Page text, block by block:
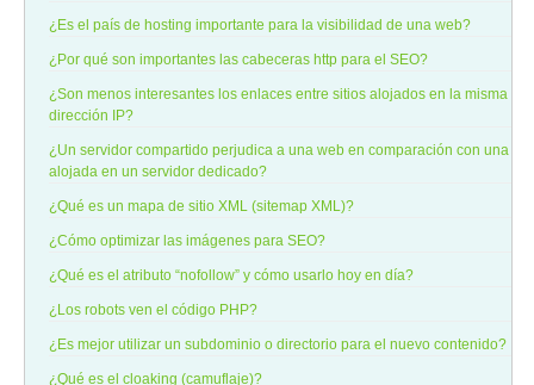
¿Es el país de hosting importante para la visibilidad de una web?
¿Por qué son importantes las cabeceras http para el SEO?
¿Son menos interesantes los enlaces entre sitios alojados en la misma
dirección IP?
¿Un servidor compartido perjudica a una web en comparación con una
alojada en un servidor dedicado?
¿Qué es un mapa de sitio XML (sitemap XML)?
¿Cómo optimizar las imágenes para SEO?
¿Qué es el atributo “nofollow” y cómo usarlo hoy en día?
¿Los robots ven el código PHP?
¿Es mejor utilizar un subdominio o directorio para el nuevo contenido?
¿Qué es el cloaking (camuflaje)?